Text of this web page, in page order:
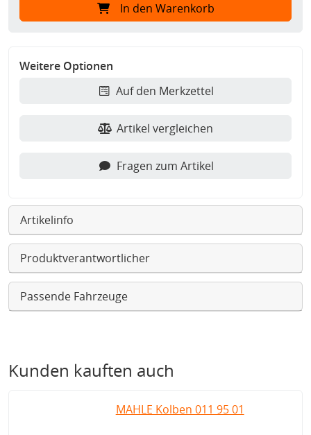
In den Warenkorb
Weitere Optionen
Auf den Merkzettel
Artikel vergleichen
Fragen zum Artikel
Artikelinfo
Produktverantwortlicher
Passende Fahrzeuge
Kunden kauften auch
MAHLE Kolben 011 95 01